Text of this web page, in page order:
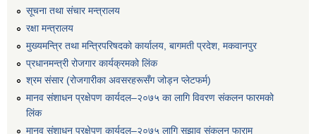
सूचना तथा संचार मन्त्रालय
रक्षा मन्त्रालय
मुख्यमन्त्रि तथा मन्त्रिपरिषदको कार्यालय, बागमती प्रदेश, मकवानपुर
प्रधानमन्त्री रोजगार कार्यक्रमको लिंक
श्रम संसार (रोजगारीका अवसरहरूसँग जोड्न प्लेटफर्म)
मानव संशाधन प्रक्षेपण कार्यदल–२०७५ का लागि विवरण संकलन फारमको
लिंक
मानव संशाधन प्रक्षेपण कार्यदल–२०७५ लागि सुझाव संकलन फाराम